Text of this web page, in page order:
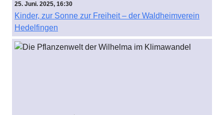
25. Juni. 2025, 16:30
Kinder, zur Sonne zur Freiheit – der Waldheimverein
Hedelfingen